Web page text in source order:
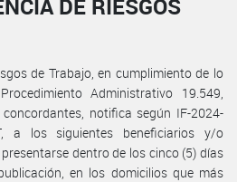
DE RIESGOS
de Trabajo, en cumplimiento de lo
Administrativo 19.549,
notifica según IF-2024-
a los siguientes beneficiarios y/o
dentro de los cinco (5) días
en los domicilios que más